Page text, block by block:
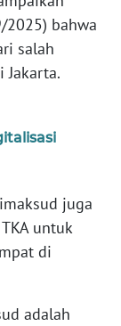
2025) bahwa
salah
Jakarta.
juga
untuk
di
adalah